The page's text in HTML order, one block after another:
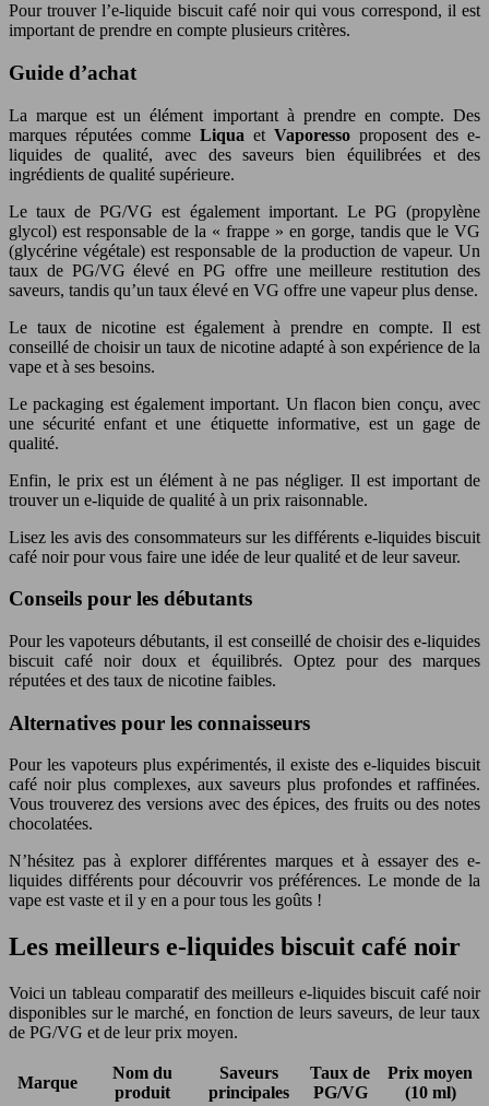
Pour trouver l’e-liquide biscuit café noir qui vous correspond, il est
important de prendre en compte plusieurs critères.
Guide d’achat
La marque est un élément important à prendre en compte. Des
marques réputées comme Liqua et Vaporesso proposent des e-
liquides de qualité, avec des saveurs bien équilibrées et des
ingrédients de qualité supérieure.
Le taux de PG/VG est également important. Le PG (propylène
glycol) est responsable de la « frappe » en gorge, tandis que le VG
(glycérine végétale) est responsable de la production de vapeur. Un
taux de PG/VG élevé en PG offre une meilleure restitution des
saveurs, tandis qu’un taux élevé en VG offre une vapeur plus dense.
Le taux de nicotine est également à prendre en compte. Il est
conseillé de choisir un taux de nicotine adapté à son expérience de la
vape et à ses besoins.
Le packaging est également important. Un flacon bien conçu, avec
une sécurité enfant et une étiquette informative, est un gage de
qualité.
Enfin, le prix est un élément à ne pas négliger. Il est important de
trouver un e-liquide de qualité à un prix raisonnable.
Lisez les avis des consommateurs sur les différents e-liquides biscuit
café noir pour vous faire une idée de leur qualité et de leur saveur.
Conseils pour les débutants
Pour les vapoteurs débutants, il est conseillé de choisir des e-liquides
biscuit café noir doux et équilibrés. Optez pour des marques
réputées et des taux de nicotine faibles.
Alternatives pour les connaisseurs
Pour les vapoteurs plus expérimentés, il existe des e-liquides biscuit
café noir plus complexes, aux saveurs plus profondes et raffinées.
Vous trouverez des versions avec des épices, des fruits ou des notes
chocolatées.
N’hésitez pas à explorer différentes marques et à essayer des e-
liquides différents pour découvrir vos préférences. Le monde de la
vape est vaste et il y en a pour tous les goûts !
Les meilleurs e-liquides biscuit café noir
Voici un tableau comparatif des meilleurs e-liquides biscuit café noir
disponibles sur le marché, en fonction de leurs saveurs, de leur taux
de PG/VG et de leur prix moyen.
Marque
Nom du
produit
Saveurs
principales
Taux de
PG/VG
Prix moyen
(10 ml)